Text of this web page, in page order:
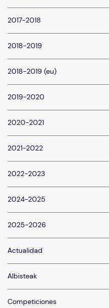
2017-2018
2018-2019
2018-2019 (eu)
2019-2020
2020-2021
2021-2022
2022-2023
2024-2025
2025-2026
Actualidad
Albisteak
Competiciones